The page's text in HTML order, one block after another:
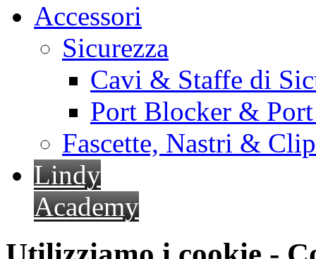
Accessori
Sicurezza
Cavi & Staffe di
Port Blocker &
Fascette, Nastri &
Lindy
Academy